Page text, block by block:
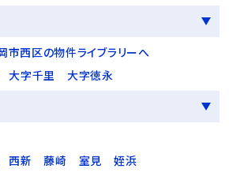
市西区の物件ライブラリーへ
大字千里
大字徳永
西新 藤崎 室見
姪浜